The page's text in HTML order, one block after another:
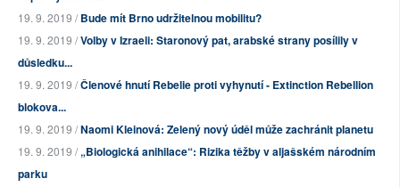
19. 9. 2019 /Bude mít Brno udržitelnou mobilitu?
19. 9. 2019 /Volby v Izraeli: Staronový pat, arabské strany posílily v
důsledku...
19. 9. 2019 /Členové hnutí Rebelie proti vyhynutí - Extinction Rebellion
blokova...
19. 9. 2019 /Naomi Kleinová: Zelený nový úděl může zachránit planetu
19. 9. 2019 /„Biologická anihilace“: Rizika těžby v aljašském národním
parku